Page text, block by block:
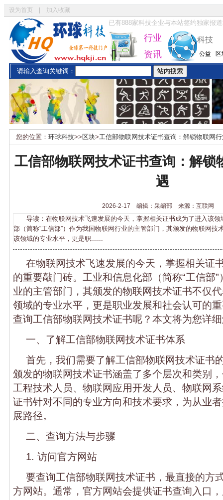
设为首页 加入收藏
已有888家科技企业与本站签约独家报
行业
资讯
科技
公益
请输入查询关键词：
您的位置： 环球科技>>区块>工信部物联网技术证书查询：解锁物联网
工信部物联网技术证书查询：解锁
遇
2026-2-17 编辑：采编部 来源：互联网
导读：在物联网技术飞速发展的今天，掌握相关证书成为了进入该领
部（简称“工信部”）作为我国物联网行业的主管部门，其颁发的物联网技
该领域的专业水平，更是职......
在物联网技术飞速发展的今天，掌握相关证
的重要敲门砖。工业和信息化部（简称“工信部
业的主管部门，其颁发的物联网技术证书不仅
领域的专业水平，更是职业发展和社会认可的
查询工信部物联网技术证书呢？本文将为您详
一、了解工信部物联网技术证书体系
首先，我们需要了解工信部物联网技术证书
颁发的物联网技术证书涵盖了多个层次和类别
工程技术人员、物联网应用开发人员、物联网
证书针对不同的专业方向和技术要求，为从业
展路径。
二、查询方法与步骤
1. 访问官方网站
要查询工信部物联网技术证书，最直接的方
方网站。通常，官方网站会提供证书查询入口